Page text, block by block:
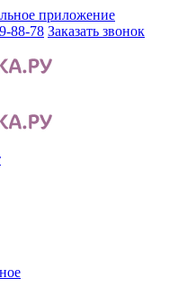
приложение
88-78 Заказать звонок